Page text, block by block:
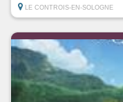
LE CONTROIS-EN-SOLOGNE